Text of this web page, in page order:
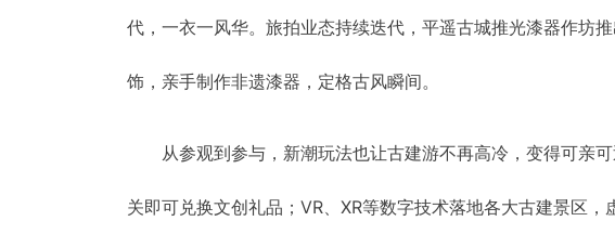
代，一衣一风华。旅拍业态持续迭代，平遥古城推光漆器作坊
饰，亲手制作非遗漆器，定格古风瞬间。
从参观到参与，新潮玩法也让古建游不再高冷，变得可亲
关即可兑换文创礼品；VR、XR等数字技术落地各大古建景区